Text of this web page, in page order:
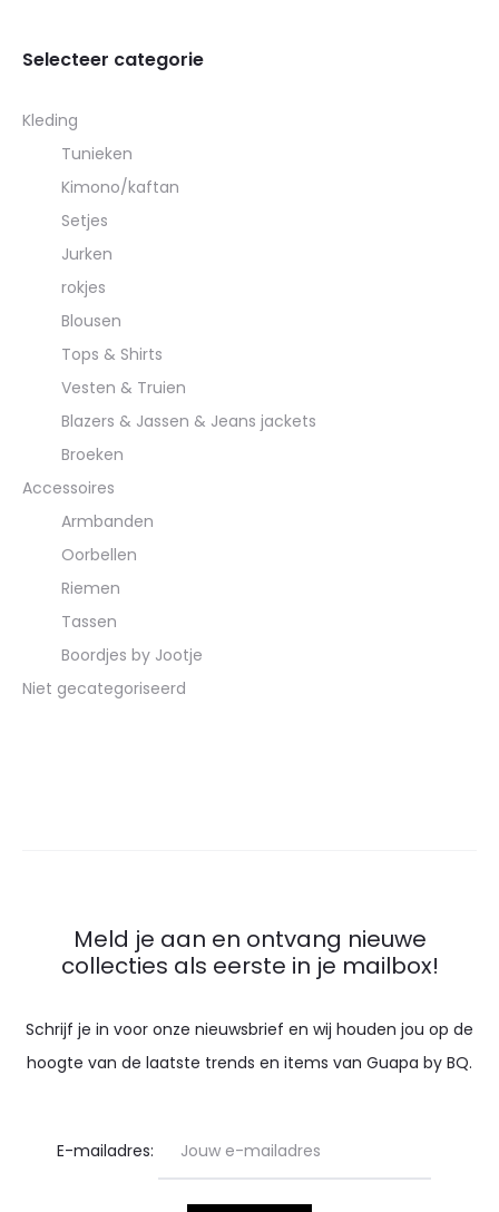
Selecteer categorie
Kleding
Tunieken
Kimono/kaftan
Setjes
Jurken
rokjes
Blousen
Tops & Shirts
Vesten & Truien
Blazers & Jassen & Jeans jackets
Broeken
Accessoires
Armbanden
Oorbellen
Riemen
Tassen
Boordjes by Jootje
Niet gecategoriseerd
Meld je aan en ontvang nieuwe
collecties als eerste in je mailbox!
Schrijf je in voor onze nieuwsbrief en wij houden jou op de
hoogte van de laatste trends en items van Guapa by BQ.
E-mailadres: